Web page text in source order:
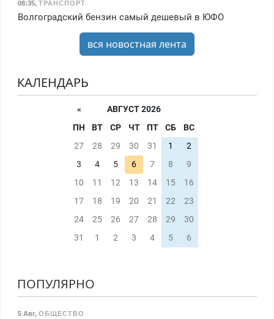
08:35, ТРАНСПОРТ
Волгоградский бензин самый дешевый в ЮФО
вся новостная лента
КАЛЕНДАРЬ
«
АВГУСТ 2026
ПН
ВТ СР ЧТ ПТ СБ
ВС
27
28 29 30 31 1
2
3
4 5 6 7 8
9
10
11 12 13 14 15
16
17
18 19 20 21 22
23
24
25 26 27 28 29
30
31
1 2 3 4 5 6
ПОПУЛЯРНО
5 Авг, ОБЩЕСТВО